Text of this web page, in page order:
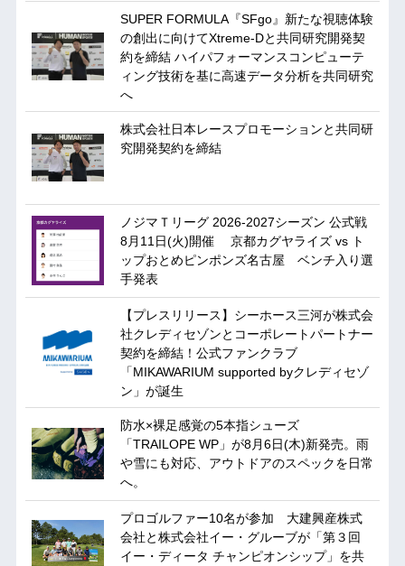
SUPER FORMULA『SFgo』新たな視聴体験
の創出に向けてXtreme-Dと共同研究開発契
約を締結 ハイパフォーマンスコンピューテ
ィング技術を基に⾼速データ分析を共同研究
へ
株式会社日本レースプロモーションと共同研
究開発契約を締結
ノジマＴリーグ 2026-2027シーズン 公式戦
8月11日(火)開催 京都カグヤライズ vs ト
ップおとめピンポンズ名古屋 ベンチ入り選
手発表
【プレスリリース】シーホース三河が株式会
社クレディセゾンとコーポレートパートナー
契約を締結！公式ファンクラブ
「MIKAWARIUM supported byクレディセゾ
ン」が誕生
防水×裸足感覚の5本指シューズ
「TRAILOPE WP」が8月6日(木)新発売。雨
や雪にも対応、アウトドアのスペックを日常
へ。
プロゴルファー10名が参加 大建興産株式
会社と株式会社イー・グルーブが「第３回
イー・ディータ チャンピオンシップ」を共